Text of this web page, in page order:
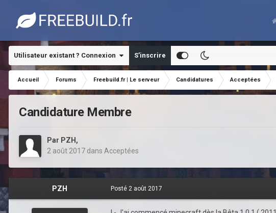
Utilisateur existant ? Connexion S’inscrire
Accueil Forums Freebuild.fr | Le serveur Candidatures Acceptées
Candidature Membre
Par PZH ,
2 août 2017 dans Acceptées
PZH Posté 2 août 2017